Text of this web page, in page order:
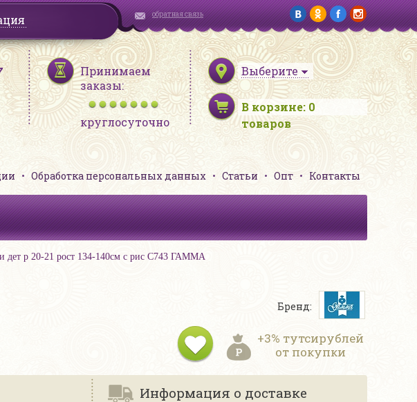
обратная связь
Принимаем
заказы:
круглосуточно
Выберите
В корзине: 0
товаров
Обработка персональных данных Статьи Опт Контакты
дет р 20-21 рост 134-140см с рис С743 ГАММА
Бренд:
+3% тутсирублей
от покупки
Информация о доставке